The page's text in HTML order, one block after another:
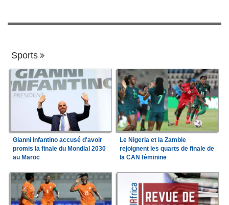
Sports
Gianni Infantino accusé d'avoir
promis la finale du Mondial 2030
au Maroc
Le Nigeria et la Zambie
rejoignent les quarts de finale de
la CAN féminine